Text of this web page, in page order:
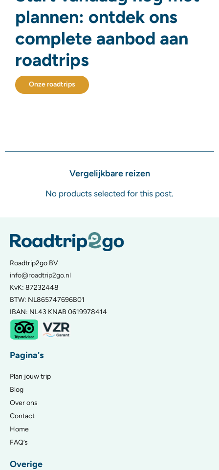
plannen: ontdek ons
complete aanbod aan
roadtrips
Onze roadtrips
Vergelijkbare reizen
No products selected for this post.
Roadtrip2go BV
info@roadtrip2go.nl
KvK: 87232448
BTW: NL865747696B01
IBAN: NL43 KNAB 0619978414
Pagina's
Plan jouw trip
Blog
Over ons
Contact
Home
FAQ’s
Overige